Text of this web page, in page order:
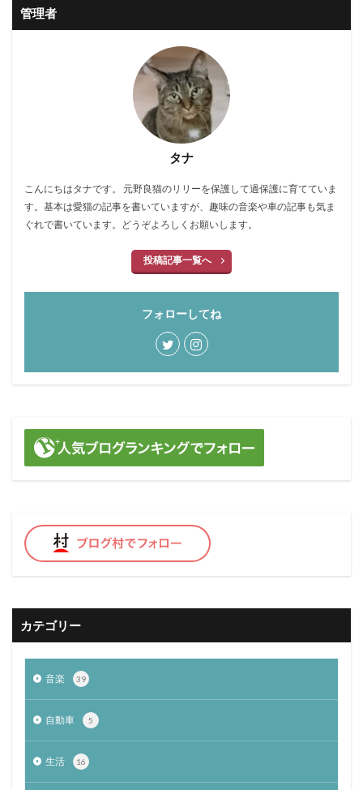
管理者
タナ
こんにちはタナです。 元野良猫のリリーを保護して過保護に育てていま
す。基本は愛猫の記事を書いていますが、趣味の音楽や車の記事も気ま
ぐれで書いています。どうぞよろしくお願いします。
投稿記事一覧へ
フォローしてね
カテゴリー
音楽 39
自動車 5
生活 16